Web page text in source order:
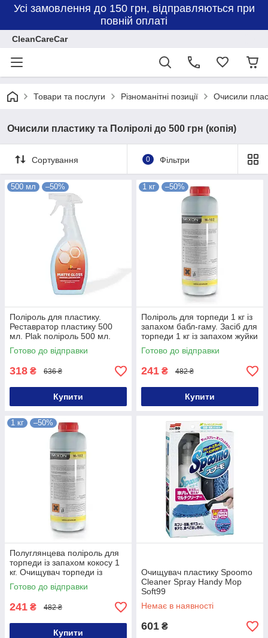
Усі замовлення до 150 грн, відправляються при
повній оплаті
CleanCareCar
Товари та послуги Різноманітні позиції Очисили
Очисили пластику та Поліролі до 500 грн (копія)
Сортування 0 Фільтри
500 мл –50%
Поліроль для пластику.
Реставратор пластику 500
мл. Plak поліроль 500 мл.
Поліроль для пластику авто
500 мл
Готово до відправки
318 ₴ 636 ₴
Купити
1 кг –50%
Поліроль для торпеди 1 кг із
запахом бабл-гаму. Засіб для
торпеди 1 кг із запахом жуйки
Готово до відправки
241 ₴ 482 ₴
Купити
1 кг –50%
Полуглянцева поліроль для
торпеди із запахом кокосу 1
кг. Очищувач торпеди із
запахом кокосу 1 кг
Готово до відправки
241 ₴ 482 ₴
Купити
Очищувач пластику Spoomo
Cleaner Spray Handy Mop
Soft99
Немає в наявності
601 ₴